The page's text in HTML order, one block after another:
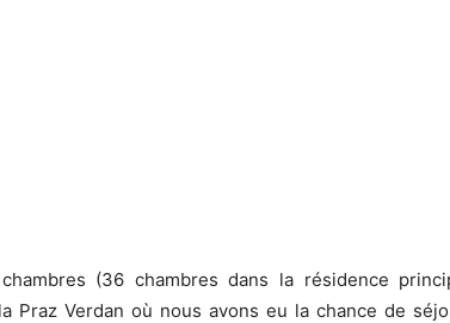
(36 chambres dans la résidence
Praz Verdan où nous avons eu la chance de